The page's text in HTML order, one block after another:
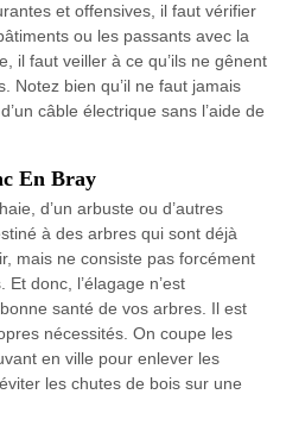
et offensives, il faut vérifier
ou les passants avec la
il faut veiller à ce qu’ils ne gênent
Notez bien qu’il ne faut jamais
câble électrique sans l’aide de
En Bray
d’un arbuste ou d’autres
à des arbres qui sont déjà
mais ne consiste pas forcément
donc, l’élagage n’est
santé de vos arbres. Il est
nécessités. On coupe les
en ville pour enlever les
les chutes de bois sur une